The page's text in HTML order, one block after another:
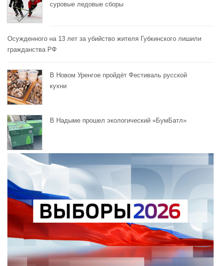
суровые ледовые сборы
Осужденного на 13 лет за убийство жителя Губкинского лишили
гражданства РФ
В Новом Уренгое пройдёт Фестиваль русской
кухни
В Надыме прошел экологический «БумБатл»